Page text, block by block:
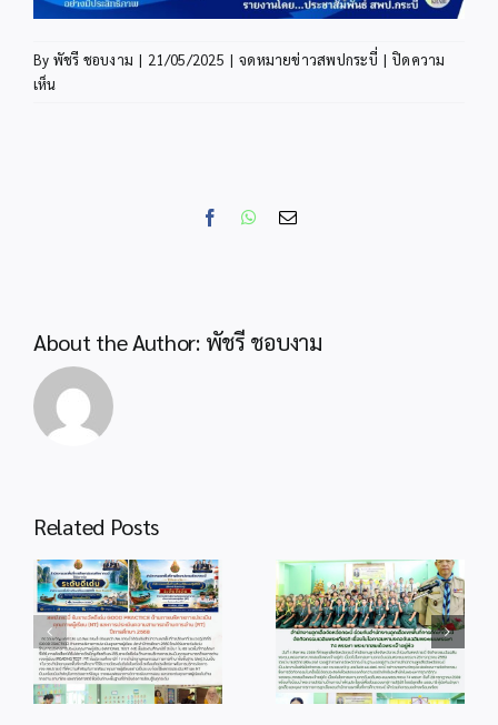
By พัชรี ชอบงาม | 21/05/2025 | จดหมายข่าวสพปกระบี่ | ปิดความ
เห็น
การ
ศึกษา
ปีงบประมาณ
2568
FacebookWhatsApp
Email
About the Author: พัชรี ชอบงาม
Related Posts
info 4-1 info 28-1